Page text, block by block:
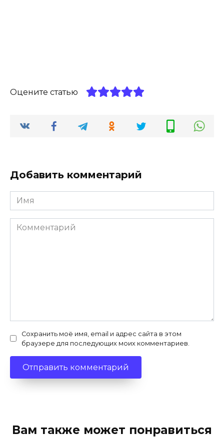
Оцените статью
Добавить комментарий
Имя
*
Комментарий
Сохранить моё имя, email и адрес сайта в этом
браузере для последующих моих комментариев.
Вам также может понравиться